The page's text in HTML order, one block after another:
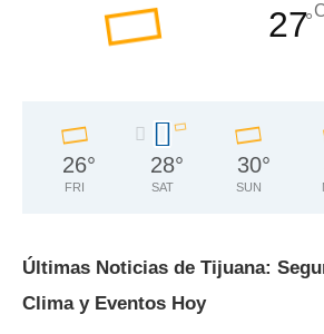
27°
26°
FRI
28°
SAT
30°
SUN
Últimas Noticias de Tijuana:
Clima y Eventos Hoy